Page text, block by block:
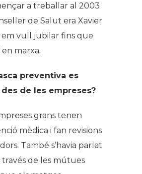
a treballar al 2003
de Salut era Xavier
em vull jubilar fins que
marxa.
preventiva es
de les empreses?
grans tenen
mèdica i fan revisions
També s’havia parlat
de les mútues